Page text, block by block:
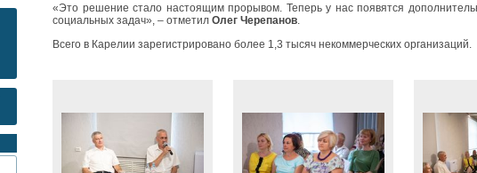
«Это решение стало настоящим прорывом. Теперь у нас появятся
социальных задач», – отметил Олег Черепанов
Всего в Карелии зарегистрировано более 1,3 тысяч некоммерческих организаций.